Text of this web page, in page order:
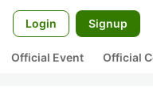
Login Signup
Official Event Official